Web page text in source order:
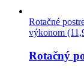
Rotačné
výkonom
Rotačný